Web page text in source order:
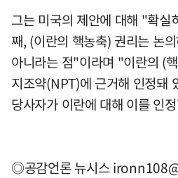
그는 미국의 제안에 대해 "확실
째, (이란의 핵농축) 권리는 논
아니라는 점"이라며 "이란의 (
지조약(NPT)에 근거해 인정돼
당사자가 이란에 대해 이를 인
◎공감언론 뉴시스